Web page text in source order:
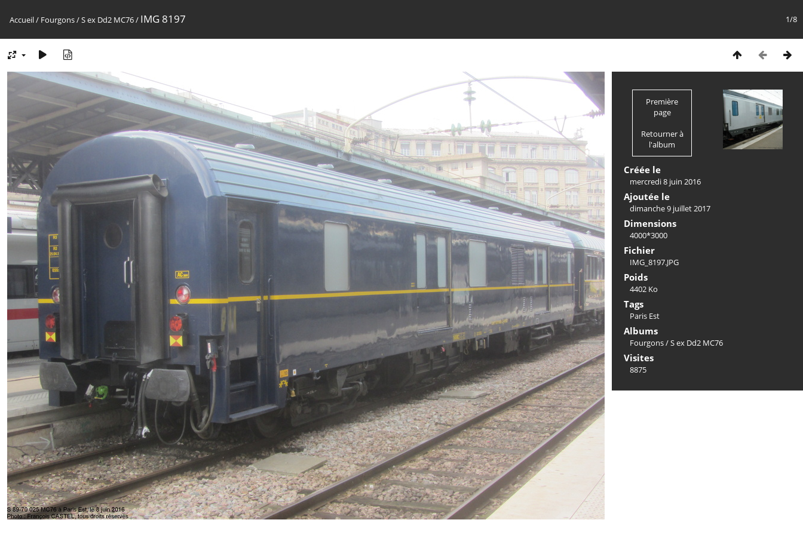
1/8
Accueil/ Fourgons/S ex Dd2 MC76/ IMG 8197
Première
page
Retourner à
l'album
Créée le
mercredi 8 juin 2016
Ajoutée le
dimanche 9 juillet 2017
Dimensions
4000*3000
Fichier
IMG_8197.JPG
Poids
4402 Ko
Tags
Paris Est
Albums
Fourgons/S ex Dd2 MC76
Visites
8875